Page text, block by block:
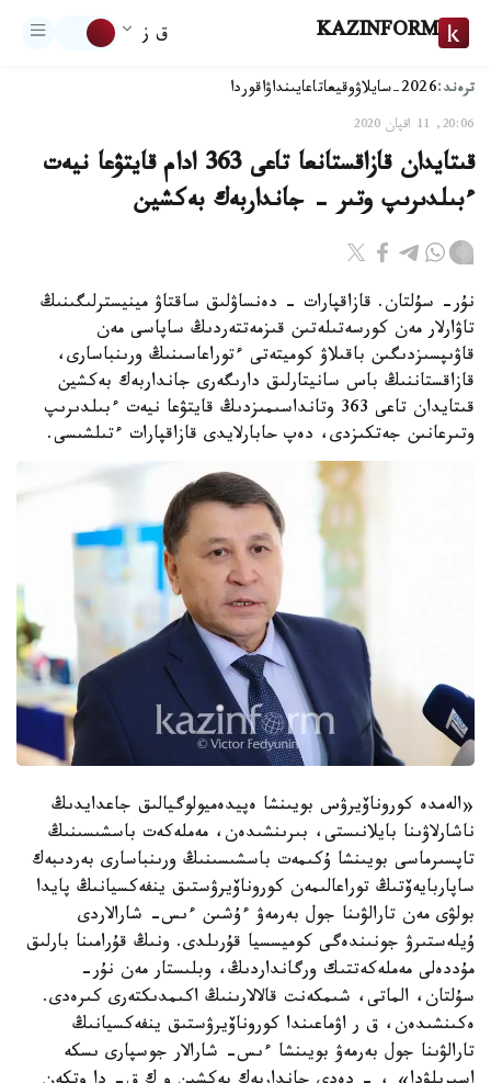
KAZINFORM ق ز
ترەند:2026-سايلاۋ وقيعاتاعايىنداۋاقوردا
20:06, 11 اقپان 2020
قىتايدان قازاقستانعا تاعى 363 ادام قايتۋعا نيەت
ءبىلدىرىپ وتىر - جانداربەك بەكشين
نۇر- سۇلتان. قازاقپارات - دەنساۋلىق ساقتاۋ مينيسترلىگىنىڭ
تاۋارلار مەن كورسەتىلەتىن قىزمەتتەردىڭ ساپاسى مەن
قاۋىپسىزدىگىن باقىلاۋ كوميتەتى ءتوراعاسىنىڭ ورىنباسارى،
قازاقستاننىڭ باس سانيتارلىق دارىگەرى جانداربەك بەكشين
قىتايدان تاعى 363 وتانداسىمىزدىڭ قايتۋعا نيەت ءبىلدىرىپ
وتىرعانىن جەتكىزدى، دەپ حابارلايدى قازاقپارات ءتىلشىسى.
«الەمدە كوروناۆيرۋس بويىنشا ەپيدەميولوگيالىق جاعدايدىڭ
ناشارلاۋىنا بايلانىستى، بىرىنشىدەن، مەملەكەت باسشىسىنىڭ
تاپسىرماسى بويىنشا ۇكىمەت باسشىسىنىڭ ورىنباسارى بەردىبەك
ساپاربايەۆتىڭ توراعالىمەن كوروناۆيرۋستىق ينفەكسيانىڭ پايدا
بولۋى مەن تارالۋىنا جول بەرمەۋ ءۇشىن ءىس- شارالاردى
ۇيلەستىرۋ جونىندەگى كوميسسيا قۇرىلدى. ونىڭ قۇرامىنا بارلىق
مۇددەلى مەملەكەتتىك ورگانداردىڭ، وبلىستار مەن نۇر-
سۇلتان، الماتى، شىمكەنت قالالارىنىڭ اكىمدىكتەرى كىرەدى.
ەكىنشىدەن، ق ر اۋماعىندا كوروناۆيرۋستىق ينفەكسيانىڭ
تارالۋىنا جول بەرمەۋ بويىنشا ءىس- شارالار جوسپارى ىسكە